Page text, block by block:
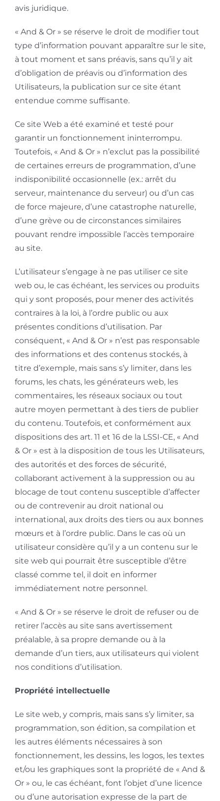
avis juridique.
« And & Or » se réserve le droit de modifier tout
type d’information pouvant apparaître sur le site,
à tout moment et sans préavis, sans qu’il y ait
d’obligation de préavis ou d’information des
Utilisateurs, la publication sur ce site étant
entendue comme suffisante.
Ce site Web a été examiné et testé pour
garantir un fonctionnement ininterrompu.
Toutefois, « And & Or » n’exclut pas la possibilité
de certaines erreurs de programmation, d’une
indisponibilité occasionnelle (ex.: arrêt du
serveur, maintenance du serveur) ou d’un cas
de force majeure, d’une catastrophe naturelle,
d’une grève ou de circonstances similaires
pouvant rendre impossible l’accès temporaire
au site.
L’utilisateur s’engage à ne pas utiliser ce site
web ou, le cas échéant, les services ou produits
qui y sont proposés, pour mener des activités
contraires à la loi, à l’ordre public ou aux
présentes conditions d’utilisation. Par
conséquent, « And & Or » n’est pas responsable
des informations et des contenus stockés, à
titre d’exemple, mais sans s’y limiter, dans les
forums, les chats, les générateurs web, les
commentaires, les réseaux sociaux ou tout
autre moyen permettant à des tiers de publier
du contenu. Toutefois, et conformément aux
dispositions des art. 11 et 16 de la LSSI-CE, « And
& Or » est à la disposition de tous les Utilisateurs,
des autorités et des forces de sécurité,
collaborant activement à la suppression ou au
blocage de tout contenu susceptible d’affecter
ou de contrevenir au droit national ou
international, aux droits des tiers ou aux bonnes
mœurs et à l’ordre public. Dans le cas où un
utilisateur considère qu’il y a un contenu sur le
site web qui pourrait être susceptible d’être
classé comme tel, il doit en informer
immédiatement notre personnel.
« And & Or » se réserve le droit de refuser ou de
retirer l’accès au site sans avertissement
préalable, à sa propre demande ou à la
demande d’un tiers, aux utilisateurs qui violent
nos conditions d’utilisation.
Propriété intellectuelle
Le site web, y compris, mais sans s’y limiter, sa
programmation, son édition, sa compilation et
les autres éléments nécessaires à son
fonctionnement, les dessins, les logos, les textes
et/ou les graphiques sont la propriété de « And &
Or » ou, le cas échéant, font l’objet d’une licence
ou d’une autorisation expresse de la part de